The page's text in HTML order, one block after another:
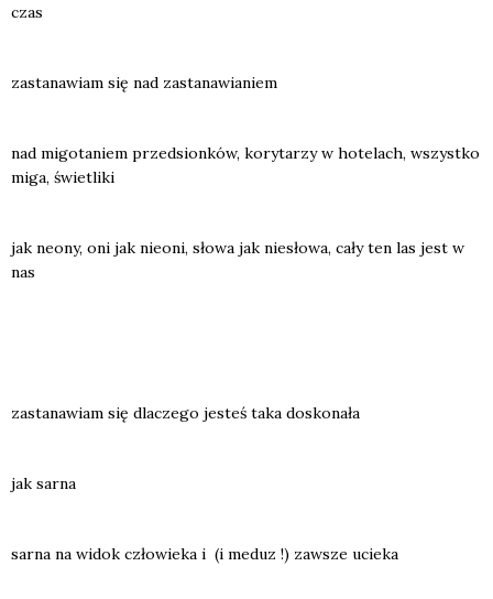
czas
zasta­na­wiam się nad zasta­na­wia­niem
nad migo­ta­niem przed­sion­ków, kory­ta­rzy w hote­lach, wszyst­ko
miga, świe­tli­ki
jak neo­ny, oni jak nie­oni, sło­wa jak nie­sło­wa, cały ten las jest w
nas
zasta­na­wiam się dla­cze­go jesteś taka dosko­na­ła
jak sar­na
sar­na na widok czło­wie­ka i (i meduz !) zawsze ucie­ka